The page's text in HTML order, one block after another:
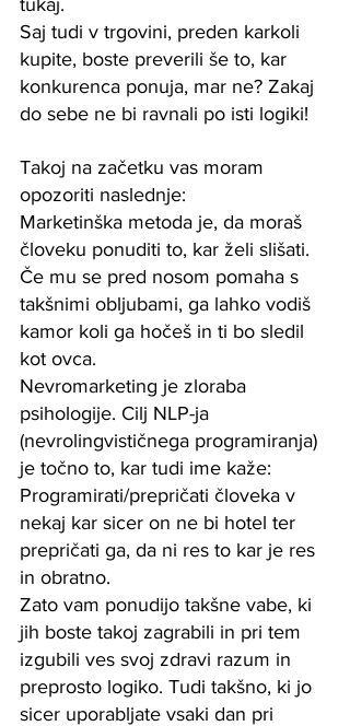
tukaj.
Saj tudi v trgovini, preden karkoli
kupite, boste preverili še to, kar
konkurenca ponuja, mar ne? Zakaj
do sebe ne bi ravnali po isti logiki!
Takoj na začetku vas moram
opozoriti naslednje:
Marketinška metoda je, da moraš
človeku ponuditi to, kar želi slišati.
Če mu se pred nosom pomaha s
takšnimi obljubami, ga lahko vodiš
kamor koli ga hočeš in ti bo sledil
kot ovca.
Nevromarketing je zloraba
psihologije. Cilj NLP-ja
(nevrolingvističnega programiranja)
je točno to, kar tudi ime kaže:
Programirati/prepričati človeka v
nekaj kar sicer on ne bi hotel ter
prepričati ga, da ni res to kar je res
in obratno.
Zato vam ponudijo takšne vabe, ki
jih boste takoj zagrabili in pri tem
izgubili ves svoj zdravi razum in
preprosto logiko. Tudi takšno, ki jo
sicer uporabljate vsaki dan pri